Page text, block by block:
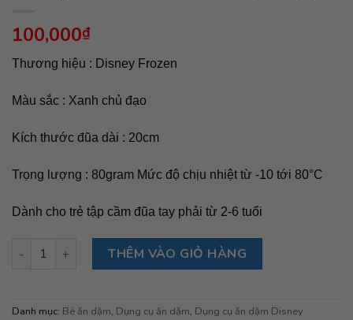
100,000₫
Thương hiệu : Disney Frozen
Màu sắc : Xanh chủ đạo
Kích thước đũa dài : 20cm
Trọng lượng : 80gram Mức độ chịu nhiệt từ -10 tới 80°C
Dành cho trẻ tập cầm đũa tay phải từ 2-6 tuổi
Đũa tập ăn cartoon 3D - Elsa ( Baby ) số lượng
THÊM VÀO GIỎ HÀNG
Danh mục: Bé ăn dặm, Dụng cụ ăn dặm, Dụng cụ ăn dặm Disney